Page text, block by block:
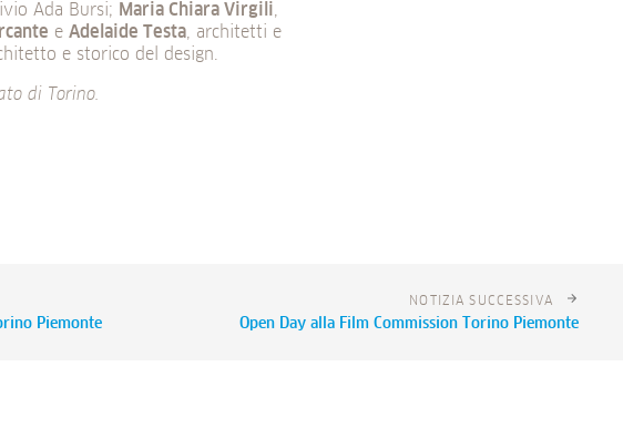
Ada Bursi; Maria Chiara Virgili,
e Adelaide Testa, architetti e
e storico del design.
di Torino.
NOTIZIA SUCCESSIVA
Open Day alla Film Commission Torino Piemonte
Piemonte